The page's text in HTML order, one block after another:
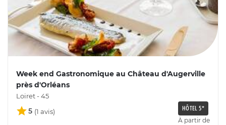
Week end Gastronomique au Château d'Augerville
près d'Orléans
Loiret - 45
5 HÔTEL 5*
À partir de